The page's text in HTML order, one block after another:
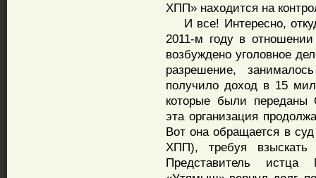
ХПП» находится на
И все! Интересно,
2011-м году в
возбуждено уголовное
разрешение,
получило доход в 15
которые были
эта организация
Вот она обращается в
ХПП), требуя
Представитель истца